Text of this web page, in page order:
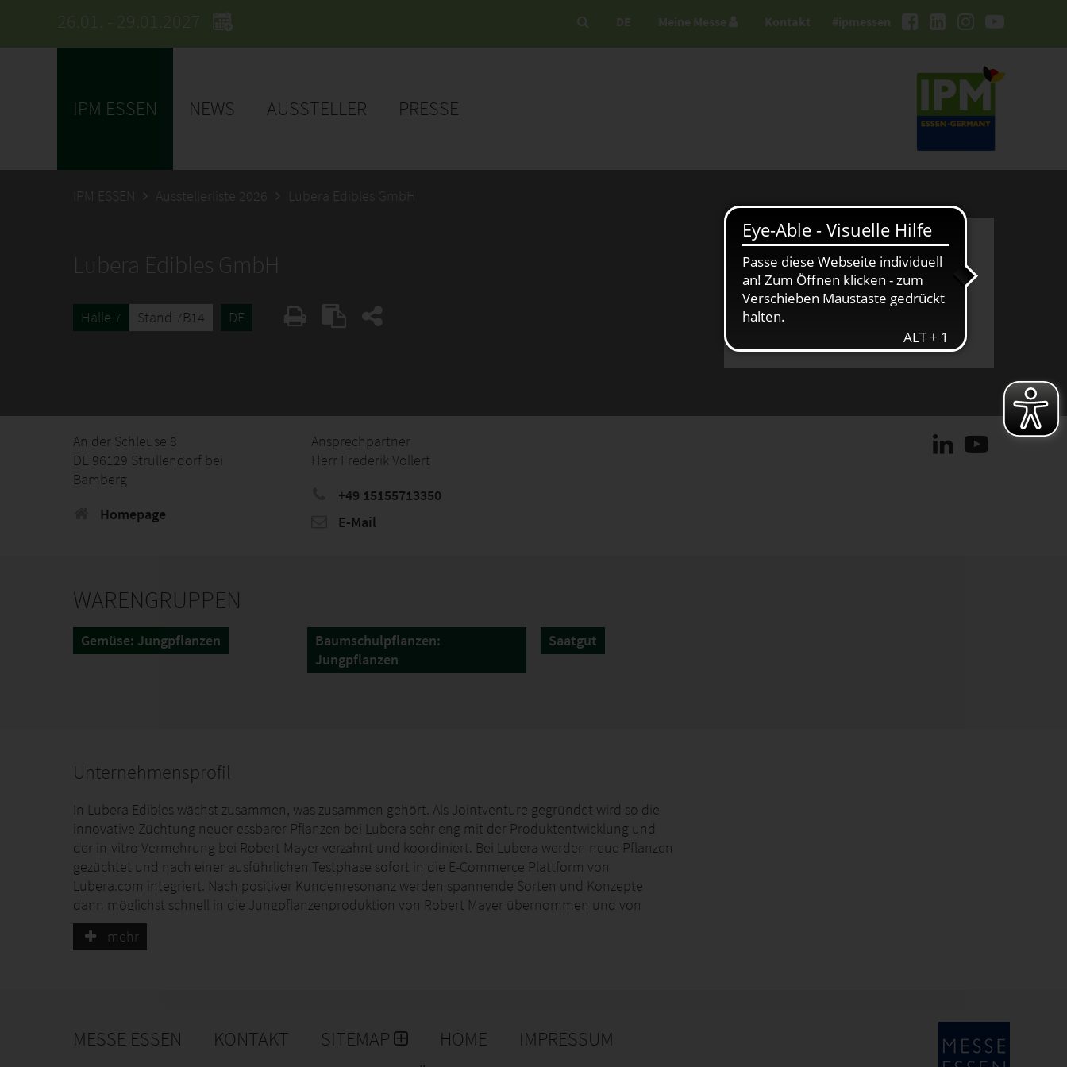
26.01. - 29.01.2027 #ipmessen
DE Meine Messe Kontakt
IPM ESSEN NEWS AUSSTELLER PRESSE
IPM ESSEN Ausstellerliste 2026 Lubera Edibles GmbH
Lubera Edibles GmbH
Halle 7 Stand 7B14 DE
An der Schleuse 8
DE 96129 Strullendorf bei
Bamberg
Homepage
Ansprechpartner
Herr Frederik Vollert
+49 15155713350
E-Mail
WARENGRUPPEN
Gemüse: Jungpflanzen
Baumschulpflanzen:
Jungpflanzen
Saatgut
Unternehmensprofil
In Lubera Edibles wächst zusammen, was zusammen gehört. Als Jointventure gegründet wird so die
innovative Züchtung neuer essbarer Pflanzen bei Lubera sehr eng mit der Produktentwicklung und
der in-vitro Vermehrung bei Robert Mayer verzahnt und koordiniert. Bei Lubera werden neue Pflanzen
gezüchtet und nach einer ausführlichen Testphase sofort in die E-Commerce Plattform von
Lubera.com integriert. Nach positiver Kundenresonanz werden spannende Sorten und Konzepte
dann möglichst schnell in die Jungpflanzenproduktion von Robert Mayer übernommen und von
Lubera Edibles europaweit vertrieben. So wird eine Basis geschaffen für ein markorientiertes
Pflanzenangebot für die verschiedensten Kundengruppen.
mehr
MESSE ESSEN KONTAKT SITEMAP HOME
IMPRESSUM